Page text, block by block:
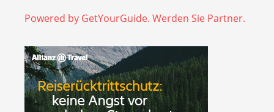
Powered by GetYourGuide. Werden Sie Partner.